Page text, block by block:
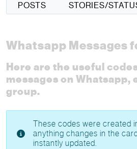
POSTS STORIES/
Whatsapp Messages
Here are the useful codes
messages on Whatsapp,
group.
These codes were created
anything changes in the
instantly updated.